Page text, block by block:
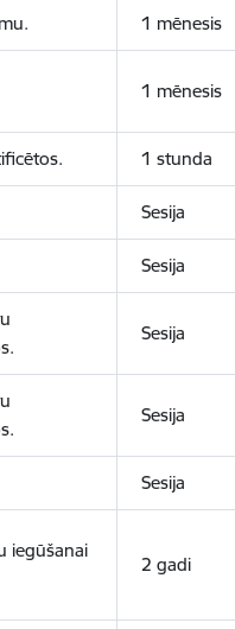
1 mēnesis
1 mēnesis
1 stunda
Sesija
Sesija
Sesija
Sesija
Sesija
iegūšanai
2 gadi